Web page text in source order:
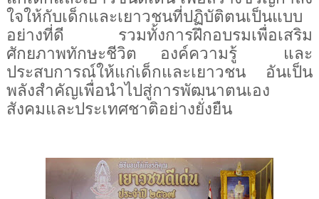
ใจให้กับเด็กและเยาวชนที่ปฏิบัติตนเป็นแบบ
อย่างที่ดี รวมทั้งการฝึกอบรมเพื่อเสริม
ศักยภาพทักษะชีวิต องค์ความรู้ และ
ประสบการณ์ให้แก่เด็กและเยาวชน อันเป็น
พลังสำคัญเพื่อนำไปสู่การพัฒนาตนเอง
สังคมและประเทศชาติอย่างยั่งยืน